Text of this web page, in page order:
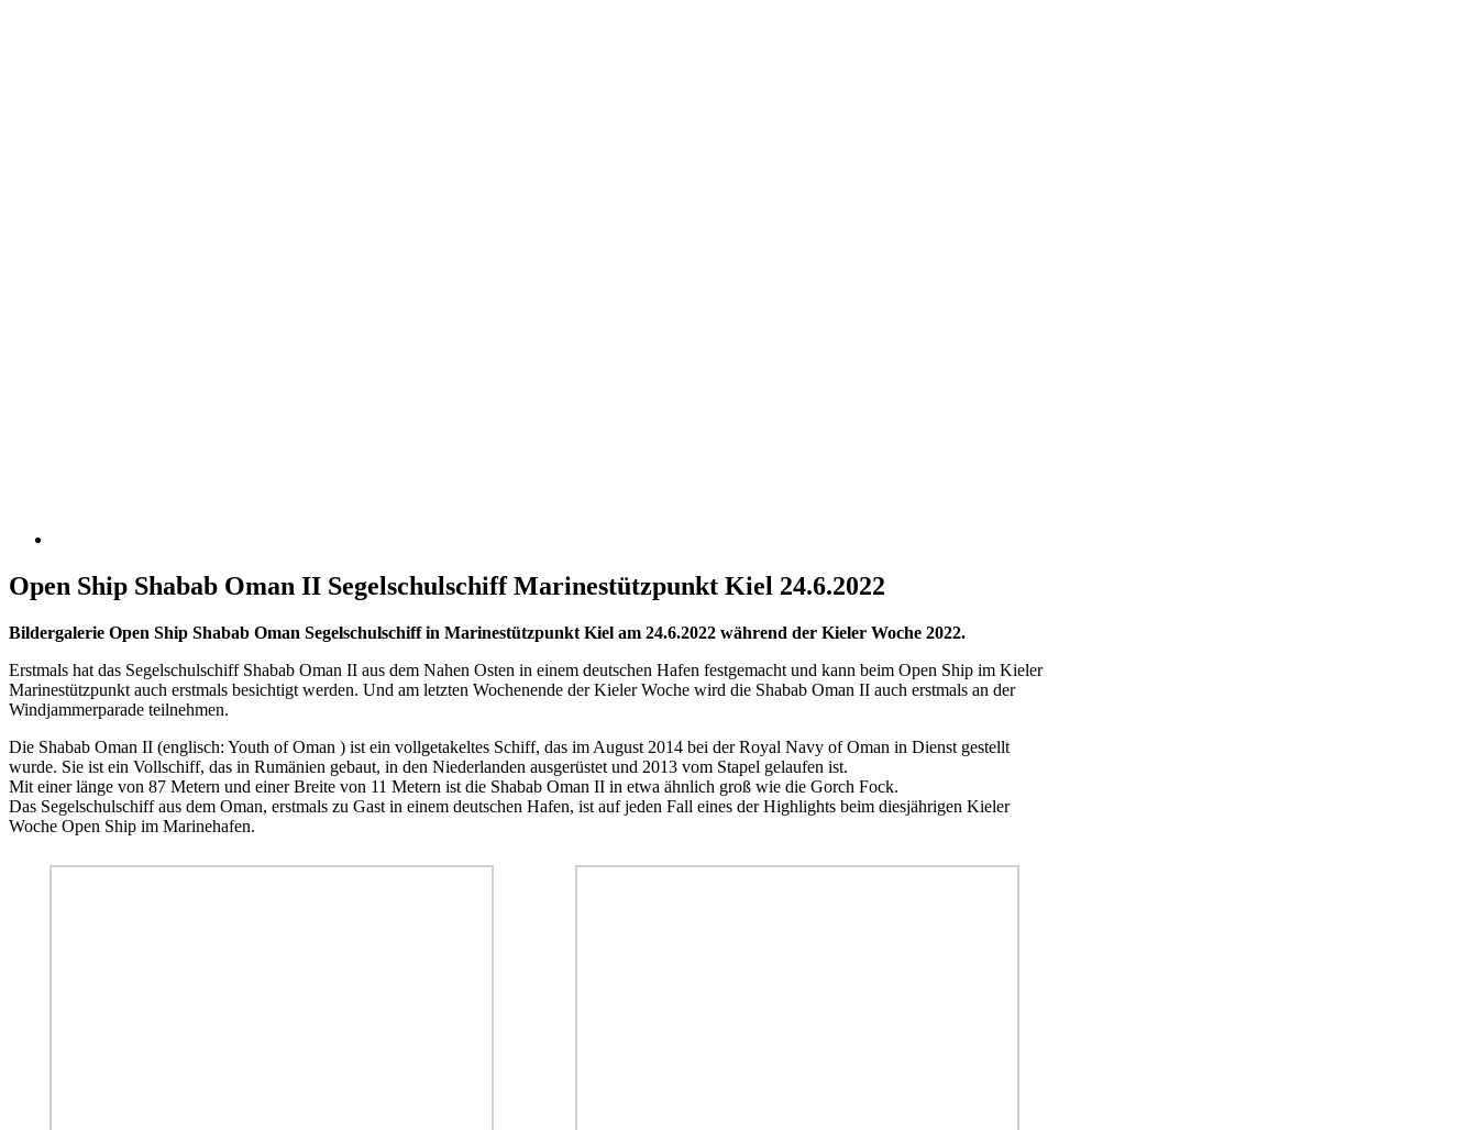
Open Ship Shabab Oman II Segelschulschiff Marinestützpunkt Kiel 24.6.2022
Bildergalerie Open Ship Shabab Oman Segelschulschiff in Marinestützpunkt Kiel am 24.6.2022 während der Kieler Woche 2022.
Erstmals hat das Segelschulschiff Shabab Oman II aus dem Nahen Osten in einem deutschen Hafen festgemacht und kann beim Open Ship im Kieler
Marinestützpunkt auch erstmals besichtigt werden. Und am letzten Wochenende der Kieler Woche wird die Shabab Oman II auch erstmals an der
Windjammerparade teilnehmen.
Die Shabab Oman II (englisch: Youth of Oman ) ist ein vollgetakeltes Schiff, das im August 2014 bei der Royal Navy of Oman in Dienst gestellt
wurde. Sie ist ein Vollschiff, das in Rumänien gebaut, in den Niederlanden ausgerüstet und 2013 vom Stapel gelaufen ist.
Mit einer länge von 87 Metern und einer Breite von 11 Metern ist die Shabab Oman II in etwa ähnlich groß wie die Gorch Fock.
Das Segelschulschiff aus dem Oman, erstmals zu Gast in einem deutschen Hafen, ist auf jeden Fall eines der Highlights beim diesjährigen Kieler
Woche Open Ship im Marinehafen.